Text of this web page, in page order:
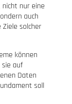
nicht nur eine
auch
solcher
können
sie auf
Daten
soll